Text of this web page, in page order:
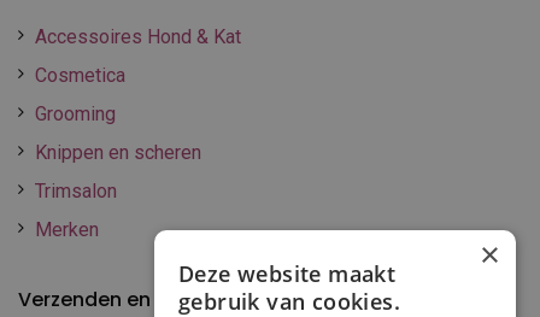
Accessoires Hond & Kat
Cosmetica
Grooming
Knippen en scheren
Trimsalon
Merken
Verzenden en betalen
×
Deze website maakt
gebruik van cookies.